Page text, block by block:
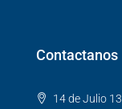
Contactanos
14 de Julio